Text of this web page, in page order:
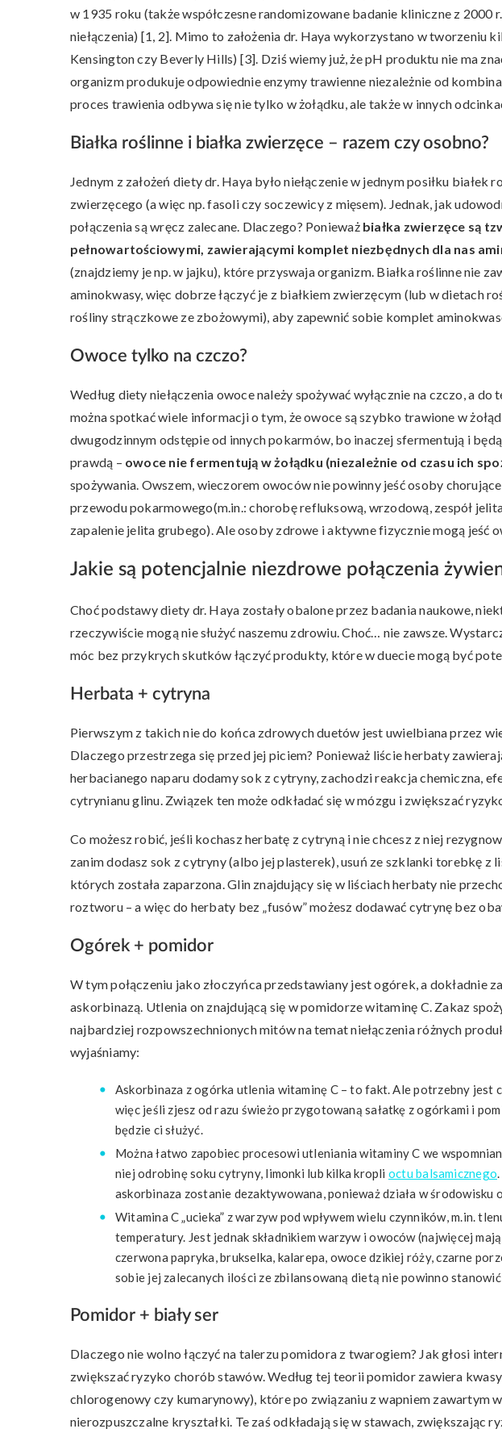
w 1935 roku (także współczesne randomizowane badanie kliniczne z
niełączenia) [1, 2]. Mimo to założenia dr. Haya wykorzystano w tworzeniu
Kensington czy Beverly Hills) [3]. Dziś wiemy już, że pH produktu nie ma
organizm produkuje odpowiednie enzymy trawienne niezależnie od
proces trawienia odbywa się nie tylko w żołądku, ale także w innych
Białka roślinne i białka zwierzęce – razem czy osobno?
Jednym z założeń diety dr. Haya było niełączenie w jednym posiłku białek
zwierzęcego (a więc np. fasoli czy soczewicy z mięsem). Jednak, jak
połączenia są wręcz zalecane. Dlaczego? Ponieważ białka zwierzęce są
pełnowartościowymi, zawierającymi komplet niezbędnych dla nas
(znajdziemy je np. w jajku), które przyswaja organizm. Białka roślinne nie
aminokwasy, więc dobrze łączyć je z białkiem zwierzęcym (lub w dietach
rośliny strączkowe ze zbożowymi), aby zapewnić sobie komplet
Owoce tylko na czczo?
Według diety niełączenia owoce należy spożywać wyłącznie na czczo, a
można spotkać wiele informacji o tym, że owoce są szybko trawione w
dwugodzinnym odstępie od innych pokarmów, bo inaczej sfermentują i
prawdą – owoce nie fermentują w żołądku (niezależnie od czasu ich
spożywania. Owszem, wieczorem owoców nie powinny jeść osoby
przewodu pokarmowego(m.in.: chorobę refluksową, wrzodową, zespół
zapalenie jelita grubego). Ale osoby zdrowe i aktywne fizycznie mogą jeść
Jakie są potencjalnie niezdrowe połączenia
Choć podstawy diety dr. Haya zostały obalone przez badania naukowe,
rzeczywiście mogą nie służyć naszemu zdrowiu. Choć… nie zawsze.
móc bez przykrych skutków łączyć produkty, które w duecie mogą być
Herbata + cytryna
Pierwszym z takich nie do końca zdrowych duetów jest uwielbiana przez
Dlaczego przestrzega się przed jej piciem? Ponieważ liście herbaty
herbacianego naparu dodamy sok z cytryny, zachodzi reakcja chemiczna,
cytrynianu glinu. Związek ten może odkładać się w mózgu i zwiększać
Co możesz robić, jeśli kochasz herbatę z cytryną i nie chcesz z niej
zanim dodasz sok z cytryny (albo jej plasterek), usuń ze szklanki torebkę z
których została zaparzona. Glin znajdujący się w liściach herbaty nie
roztworu – a więc do herbaty bez „fusów” możesz dodawać cytrynę bez
Ogórek + pomidor
W tym połączeniu jako złoczyńca przedstawiany jest ogórek, a dokładnie
askorbinazą. Utlenia on znajdującą się w pomidorze witaminę C. Zakaz
najbardziej rozpowszechnionych mitów na temat niełączenia różnych
wyjaśniamy:
Askorbinaza z ogórka utlenia witaminę C – to fakt. Ale potrzebny jest
więc jeśli zjesz od razu świeżo przygotowaną sałatkę z ogórkami i
będzie ci służyć.
Można łatwo zapobiec procesowi utleniania witaminy C we
niej odrobinę soku cytryny, limonki lub kilka kropli octu balsamicznego
askorbinaza zostanie dezaktywowana, ponieważ działa w środowisku
Witamina C „ucieka” z warzyw pod wpływem wielu czynników, m.in.
temperatury. Jest jednak składnikiem warzyw i owoców (najwięcej
czerwona papryka, brukselka, kalarepa, owoce dzikiej róży, czarne
sobie jej zalecanych ilości ze zbilansowaną dietą nie powinno
Pomidor + biały ser
Dlaczego nie wolno łączyć na talerzu pomidora z twarogiem? Jak głosi
zwiększać ryzyko chorób stawów. Według tej teorii pomidor zawiera
chlorogenowy czy kumarynowy), które po związaniu z wapniem zawartym
nierozpuszczalne kryształki. Te zaś odkładają się w stawach, zwiększając